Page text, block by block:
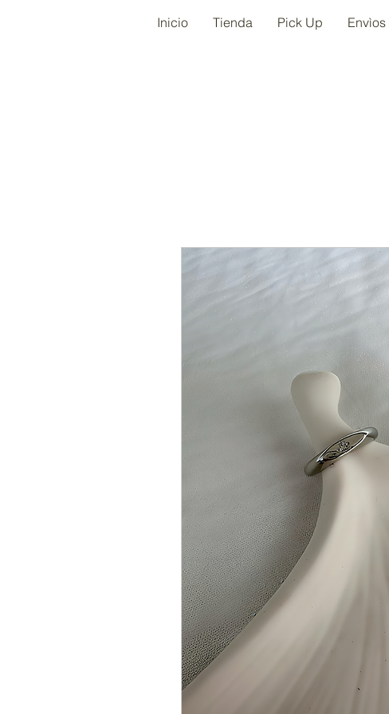
Inicio Tienda Pick Up Envìos